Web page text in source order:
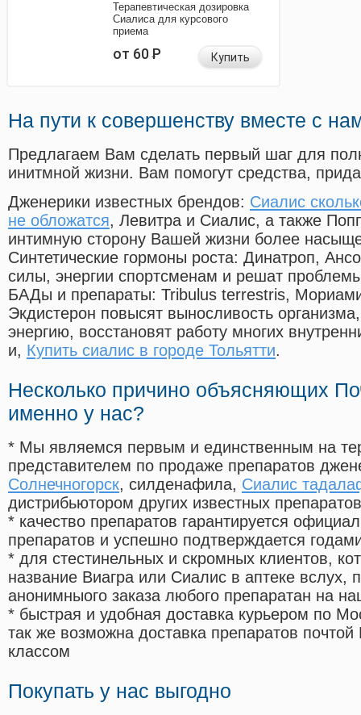
Терапевтическая дозировка
Сиалиса для курсового
приема
от 60Р Купить
На пути к совершенству вместе с
Предлагаем Вам сделать первый шаг для
инитмной жизни. Вам помогут средства,
Дженерики известных брендов: Сиалис
не обложатся, Левитра и Сиалис, а также
интимную сторону Вашей жизни более
Синтетические гормоны роста: Динатроп,
силы, энергии спортсменам и решат
БАДы и препараты: Tribulus terrestris,
Экдистерон повысят выносливость
энергию, восстановят работу многих
и, Купить сиалис в городе Тольятти.
Несколько причино объясняющих
именно у нас?
* Мы являемся первым и единственным на
представителем по продаже препаратов
Солнечногорск, силденафила, Сиалис
дистрибьютором других известных препаратов
* качество препаратов гарантируется
препаратов и успешно подтверждается
* для стестинельных и скромных клиентов,
название Виагра или Сиалис в аптеке вслух,
анонимныого заказа любого препаратан на
* быстрая и удобная доставка курьером по
так же возможна доставка препаратов
классом
Покупать у нас выгодно